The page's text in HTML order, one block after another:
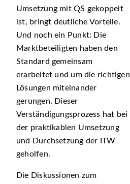
Umsetzung mit QS gekoppelt
ist, bringt deutliche Vorteile.
Und noch ein Punkt: Die
Marktbeteiligten haben den
Standard gemeinsam
erarbeitet und um die richtigen
Lösungen miteinander
gerungen. Dieser
Verständigungsprozess hat bei
der praktikablen Umsetzung
und Durchsetzung der ITW
geholfen.
Die Diskussionen zum